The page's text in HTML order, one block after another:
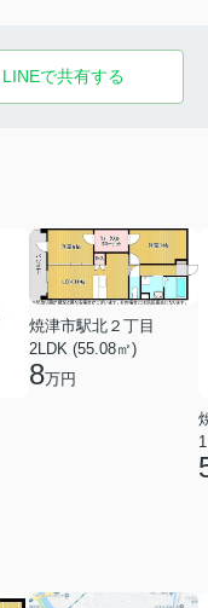
LINEで共有する
焼津市駅北２丁目
2LDK (55.08㎡)
8万円